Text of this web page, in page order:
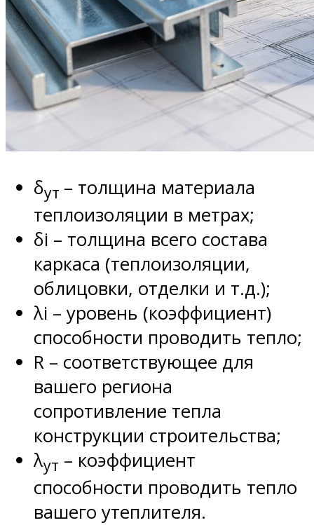
δут – толщина материала
теплоизоляции в метрах;
δi – толщина всего состава
каркаса (теплоизоляции,
облицовки, отделки и т.д.);
λi – уровень (коэффициент)
способности проводить тепло;
R – соответствующее для
вашего региона
сопротивление тепла
конструкции строительства;
λут – коэффициент
способности проводить тепло
вашего утеплителя.